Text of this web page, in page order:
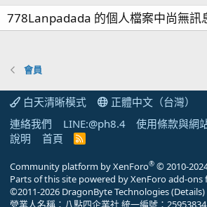
778Lanpadada 的個人檔案中尚無訊
會員
白天清晰模式
正體中文（台灣）
連絡我們
LINE:@ph8.4 使用條款與網
說明
首頁
R
Community platform by XenForo® © 2010-
Parts of this site powered byXenForo add-
©2011-2026 DragonByte Technologies(Details)
營業人名稱：八點四企業社 統一編號：25953834